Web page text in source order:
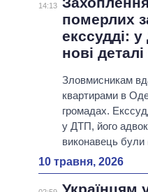
14:13
померлих
екссудді:
нові
Зловмисникам
квартирами в
громадах.
у ДТП, його
виконавець були
10 травня, 2026